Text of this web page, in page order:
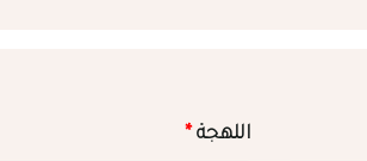
اللهجة*